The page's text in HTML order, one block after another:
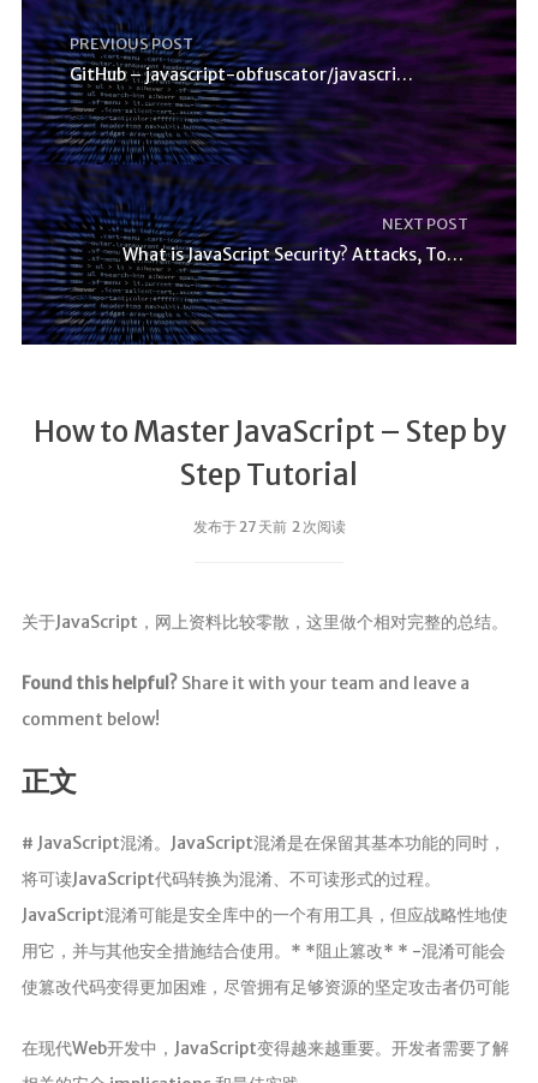
PREVIOUS POST
GitHub – javascript-obfuscator/javascript-obfuscat
NEXT POST
What is JavaScript Security? Attacks, Tools and So
How to Master JavaScript – Step by
Step Tutorial
发布于 27 天前 2 次阅读
关于JavaScript，网上资料比较零散，这里做个相对完整的总结。
Found this helpful?Share it with your team and leave a
comment below!
正文
# JavaScript混淆。JavaScript混淆是在保留其基本功能的同时，
将可读JavaScript代码转换为混淆、不可读形式的过程。
JavaScript混淆可能是安全库中的一个有用工具，但应战略性地使
用它，并与其他安全措施结合使用。* *阻止篡改* * -混淆可能会
使篡改代码变得更加困难，尽管拥有足够资源的坚定攻击者仍可能
在现代Web开发中，JavaScript变得越来越重要。开发者需要了解